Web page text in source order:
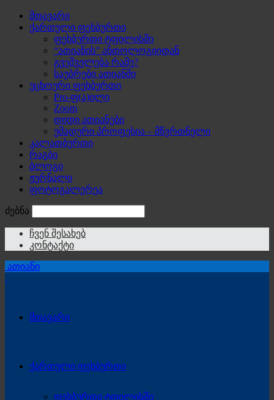
მთავარი
ქართული ფეხბურთი
ფეხბურთი ტფილისში
“ათიანის” ანთოლოგიიდან
გვეშველება რამე?
საუბრები ათიანში
უცხოური ფეხბურთი
Pro-ფ(ა)ილი
Zoom
დიდი ათიანები
უმადური პროფესია – მწვრთნელი
კალათბურთი
რაგბი
ბლოგი
ჟურნალი
ფოტოგალერეა
ძებნა
ჩვენ შესახებ
კონტაქტი
ათიანი
მთავარი
ქართული ფეხბურთი
ფეხბურთი ტფილისში